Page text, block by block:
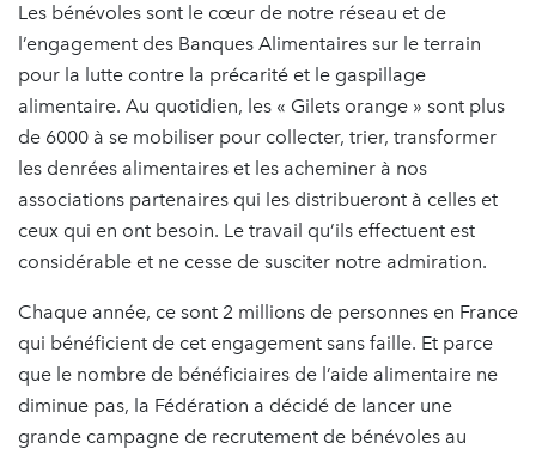
Les bénévoles sont le cœur de notre réseau et de
l’engagement des Banques Alimentaires sur le terrain
pour la lutte contre la précarité et le gaspillage
alimentaire. Au quotidien, les « Gilets orange » sont plus
de 6000 à se mobiliser pour collecter, trier, transformer
les denrées alimentaires et les acheminer à nos
associations partenaires qui les distribueront à celles et
ceux qui en ont besoin. Le travail qu’ils effectuent est
considérable et ne cesse de susciter notre admiration.
Chaque année, ce sont 2 millions de personnes en France
qui bénéficient de cet engagement sans faille. Et parce
que le nombre de bénéficiaires de l’aide alimentaire ne
diminue pas, la Fédération a décidé de lancer une
grande campagne de recrutement de bénévoles au